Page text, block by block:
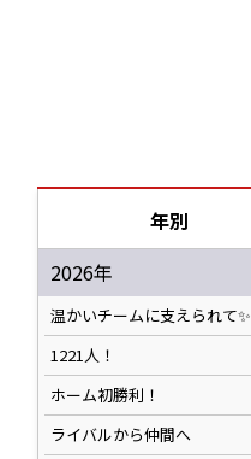
年別
2026年
温かいチームに支えられて✨️
1221人！
ホーム初勝利！
ライバルから仲間へ